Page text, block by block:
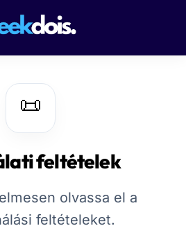
📜
feltételek
olvassa el a
feltételeket.